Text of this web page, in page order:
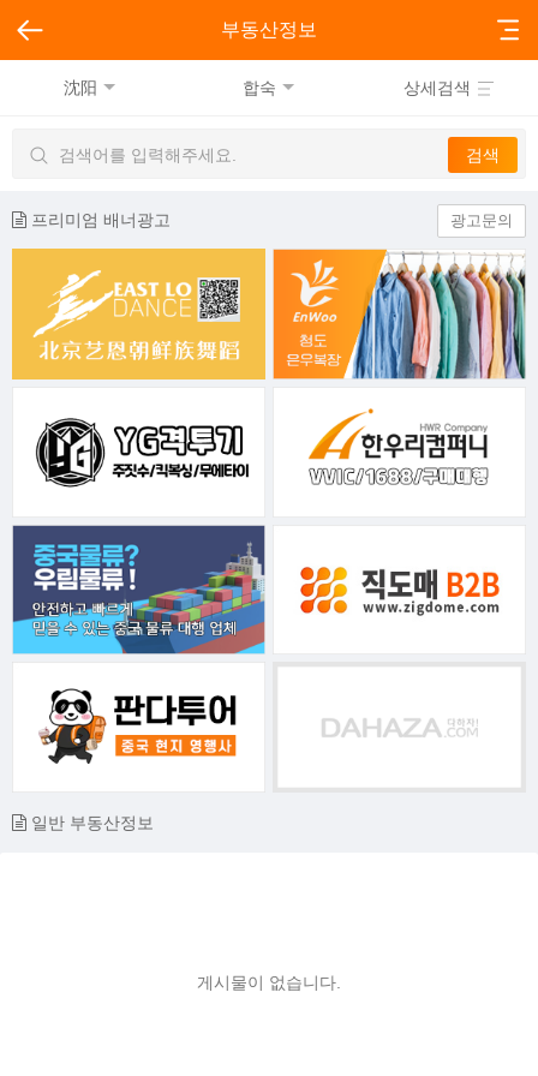
부동산정보
沈阳 합숙 상세검색
프리미엄 배너광고 광고문의
일반 부동산정보
게시물이 없습니다.